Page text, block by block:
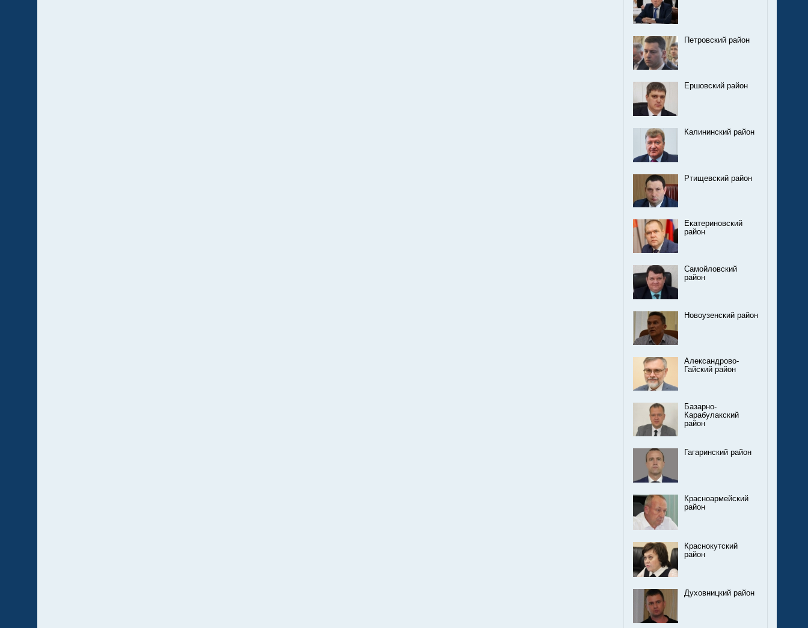
Петровский район
Ершовский район
Калининский район
Ртищевский район
Екатериновский
район
Самойловский
район
Новоузенский район
Александрово-
Гайский район
Базарно-
Карабулакский
район
Гагаринский район
Красноармейский
район
Краснокутский
район
Духовницкий район